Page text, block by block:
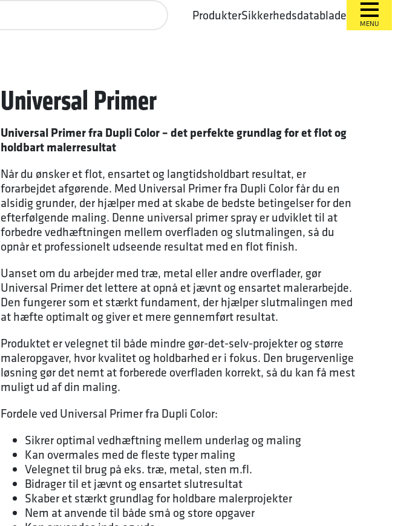
ProdukterSikkerhedsdatablade
MENU
Universal Primer
Universal Primer fra Dupli Color – det perfekte grundlag for et flot og
holdbart malerresultat
Når du ønsker et flot, ensartet og langtidsholdbart resultat, er
forarbejdet afgørende. Med Universal Primer fra Dupli Color får du en
alsidig grunder, der hjælper med at skabe de bedste betingelser for den
efterfølgende maling. Denne universal primer spray er udviklet til at
forbedre vedhæftningen mellem overfladen og slutmalingen, så du
opnår et professionelt udseende resultat med en flot finish.
Uanset om du arbejder med træ, metal eller andre overflader, gør
Universal Primer det lettere at opnå et jævnt og ensartet malerarbejde.
Den fungerer som et stærkt fundament, der hjælper slutmalingen med
at hæfte optimalt og giver et mere gennemført resultat.
Produktet er velegnet til både mindre gør-det-selv-projekter og større
maleropgaver, hvor kvalitet og holdbarhed er i fokus. Den brugervenlige
løsning gør det nemt at forberede overfladen korrekt, så du kan få mest
muligt ud af din maling.
Fordele ved Universal Primer fra Dupli Color:
Sikrer optimal vedhæftning mellem underlag og maling
Kan overmales med de fleste typer maling
Velegnet til brug på eks. træ, metal, sten m.fl.
Bidrager til et jævnt og ensartet slutresultat
Skaber et stærkt grundlag for holdbare malerprojekter
Nem at anvende til både små og store opgaver